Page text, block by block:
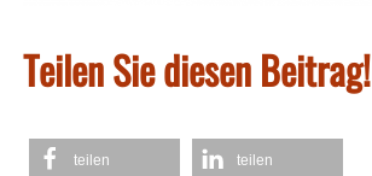
Teilen Sie diesen Beitrag!
teilen teilen